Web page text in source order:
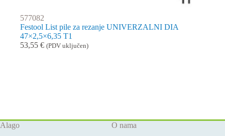
577082
Festool List pile za rezanje UNIVERZALNI DIA
47×2,5×6,35 T1
53,55 € (PDV uključen)
Alago
O nama